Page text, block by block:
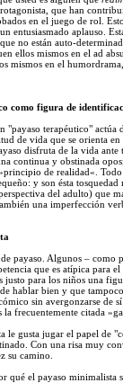
que han
en el juego de rol.
entusiasmado aplauso.
no están auto-
ellos mismos en el ad
mismos en el
como figura de
"payaso terapéutico" actúa
de vida que se orienta
disfruta de la vida
continua y obstinada
de realidad«.
y son ésta
del adulto) que
una imperfección
payaso. Algunos –
que es atípica para
para los niños una
hablar bien y que
sin avergonzarse de
la frecuentemente citada
le gusta jugar el papel de
Con una risa muy
su camino.
qué el payaso